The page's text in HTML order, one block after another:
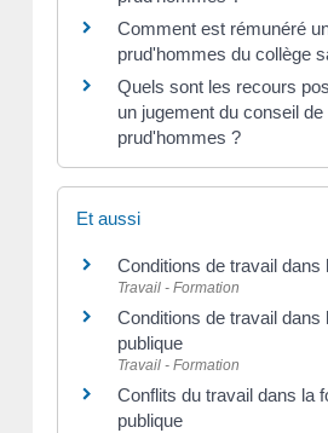
Comment est rémunéré
prud'hommes du collège
Quels sont les recours
un jugement du conseil de
prud'hommes ?
Et aussi
Conditions de travail dans
Travail - Formation
Conditions de travail dans
publique
Travail - Formation
Conflits du travail dans la
publique